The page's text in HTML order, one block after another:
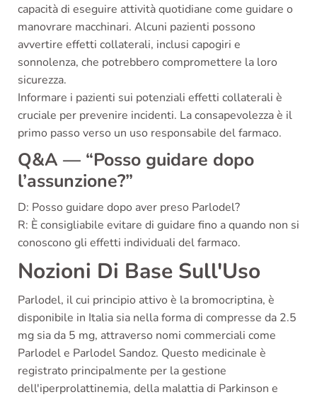
capacità di eseguire attività quotidiane come guidare o
manovrare macchinari. Alcuni pazienti possono
avvertire effetti collaterali, inclusi capogiri e
sonnolenza, che potrebbero compromettere la loro
sicurezza.
Informare i pazienti sui potenziali effetti collaterali è
cruciale per prevenire incidenti. La consapevolezza è il
primo passo verso un uso responsabile del farmaco.
Q&A — “Posso guidare dopo
l’assunzione?”
D: Posso guidare dopo aver preso Parlodel?
R: È consigliabile evitare di guidare fino a quando non si
conoscono gli effetti individuali del farmaco.
Nozioni Di Base Sull'Uso
Parlodel, il cui principio attivo è la bromocriptina, è
disponibile in Italia sia nella forma di compresse da 2.5
mg sia da 5 mg, attraverso nomi commerciali come
Parlodel e Parlodel Sandoz. Questo medicinale è
registrato principalmente per la gestione
dell'iperprolattinemia, della malattia di Parkinson e